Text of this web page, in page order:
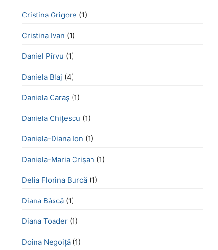
Cristina Grigore (1)
Cristina Ivan (1)
Daniel Pîrvu (1)
Daniela Blaj (4)
Daniela Caraș (1)
Daniela Chiţescu (1)
Daniela-Diana Ion (1)
Daniela-Maria Crișan (1)
Delia Florina Burcă (1)
Diana Bâscă (1)
Diana Toader (1)
Doina Negoiță (1)